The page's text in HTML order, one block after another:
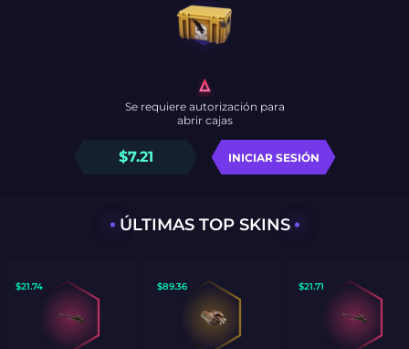
$7.21 INICIAR SESIÓN
Se requiere autorización para
abrir cajas
ÚLTIMAS TOP SKINS
$21.74 $89.36 $21.71